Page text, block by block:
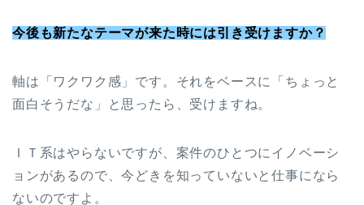
今後も新たなテーマが来た時には引き受けますか？
軸は「ワクワク感」です。それをベースに「ちょっと
面白そうだな」と思ったら、受けますね。
ＩＴ系はやらないですが、案件のひとつにイノベーシ
ョンがあるので、今どきを知っていないと仕事になら
ないのですよ。